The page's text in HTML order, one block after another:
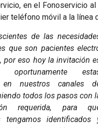
en el Fonoservicio
teléfono móvil a la línea
de las
que son pacientes
por eso hoy la invitación
en nuestros canales
todos los pasos con
requerida, para
tengamos identificados